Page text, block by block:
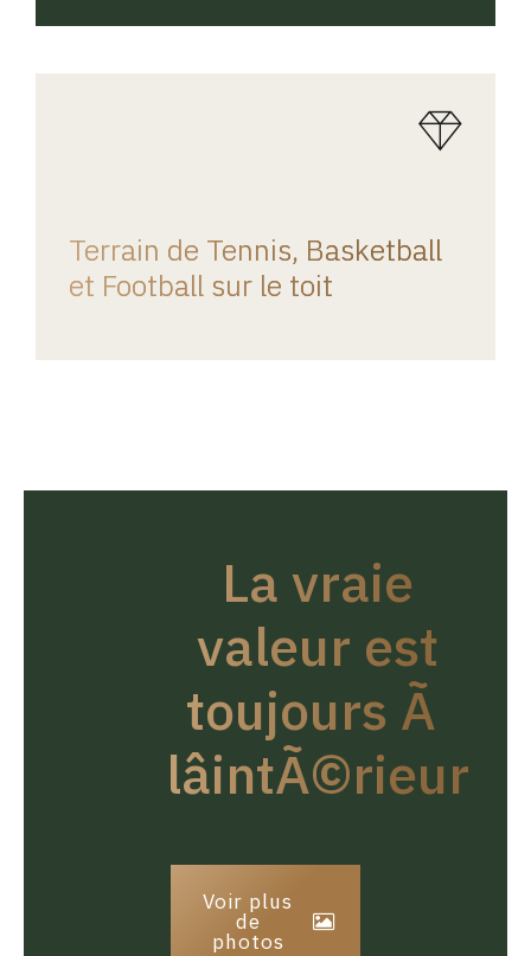
Terrain de Tennis, Basketball
et Football sur le toit
La vraie
valeur est
toujours Ã
lâintÃ©rieur
Voir plus
de
photos